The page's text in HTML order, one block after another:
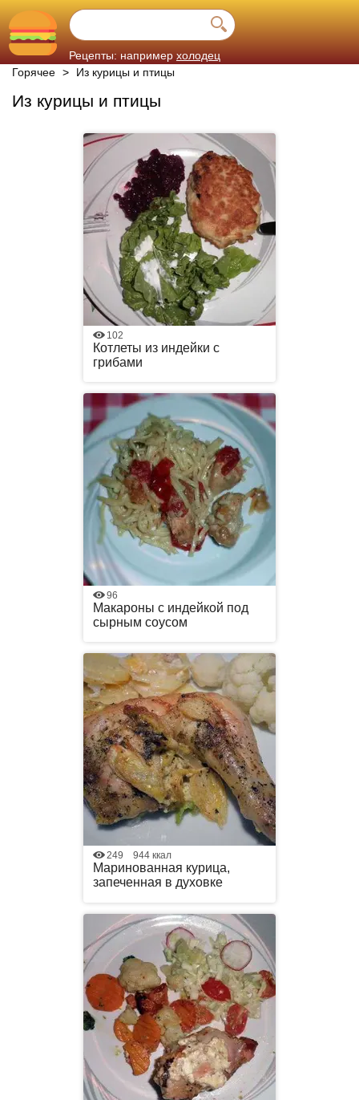
Рецепты: например холодец
Горячее > Из курицы и птицы
Из курицы и птицы
102
Котлеты из индейки с
грибами
96
Макароны с индейкой под
сырным соусом
249 944 ккал
Маринованная курица,
запеченная в духовке